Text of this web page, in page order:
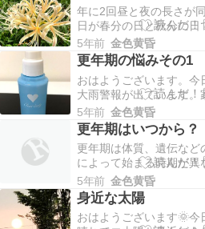
いと何も始まらない。最
で結構悩みましたが、家
得ることで悩みが解決し
論主人とは何度も話し合…
年に2回昼と夜の長さが
日が春分の日と秋分の日
前後3日を合わせた7日間
なります。日本では彼岸
行きますが中国では旧暦
日、中秋節に墓参りに行
年は9月21日なので大体
すね。散歩に出かけると
らで彼岸花が咲いて…
5年前 金色黄昏
更年期の悩みその1
おはようございます。今
大雨警報が出ています。
頓しておりますが懐かし
りましたのでこの記事を
す。閉経の一年前から私
の匂いで悩まされており
の時に利用したものがこ
日携帯して使ってました
匂いも無くなりもう使わ
5年前 金色黄昏
更年期はいつから？
更年期は体質、遺伝など
によって始まる時期が異
ます。私は46歳の時肌の
更年期の始まりでした。
同じ肌のトラブルなので
物ですねー当時自分は更
5年前 金色黄昏
身近な太陽
おはようございます🌞今